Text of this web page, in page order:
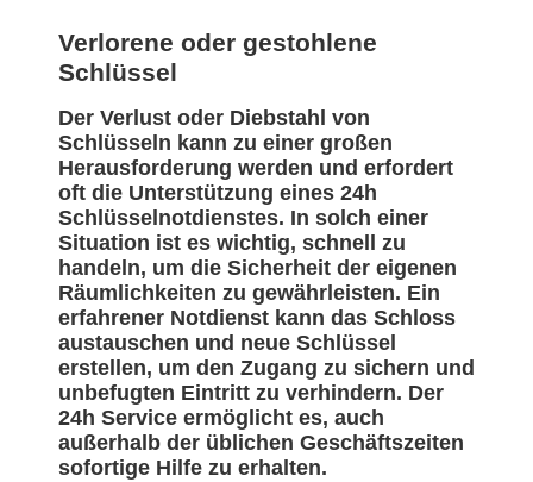
Verlorene oder gestohlene
Schlüssel
Der Verlust oder Diebstahl von
Schlüsseln kann zu einer großen
Herausforderung werden und erfordert
oft die Unterstützung eines 24h
Schlüsselnotdienstes. In solch einer
Situation ist es wichtig, schnell zu
handeln, um die Sicherheit der eigenen
Räumlichkeiten zu gewährleisten. Ein
erfahrener Notdienst kann das Schloss
austauschen und neue Schlüssel
erstellen, um den Zugang zu sichern und
unbefugten Eintritt zu verhindern. Der
24h Service ermöglicht es, auch
außerhalb der üblichen Geschäftszeiten
sofortige Hilfe zu erhalten.